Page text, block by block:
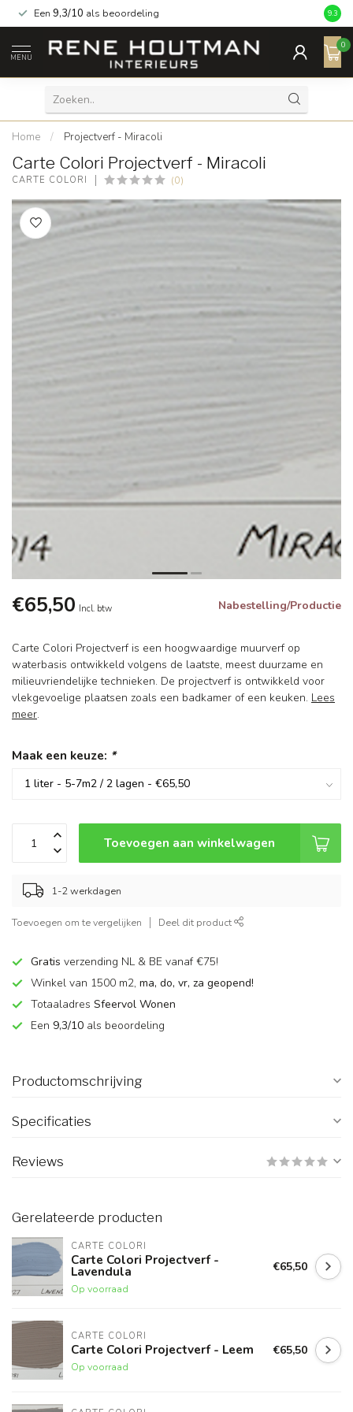
Een 9,3/10 als beoordeling 9.3
MENU
0
Home / Projectverf - Miracoli
Carte Colori Projectverf - Miracoli
CARTE COLORI (0)
€65,50 Incl. btw Nabestelling/Productie
Carte Colori Projectverf is een hoogwaardige muurverf op
waterbasis ontwikkeld volgens de laatste, meest duurzame en
milieuvriendelijke technieken. De projectverf is ontwikkeld voor
vlekgevoelige plaatsen zoals een badkamer of een keuken. Lees
meer.
Maak een keuze: *
Toevoegen aan winkelwagen
1-2 werkdagen
Toevoegen om te vergelijken Deel dit product
Gratis verzending NL & BE vanaf €75!
Winkel van 1500 m2, ma, do, vr, za geopend!
Totaaladres Sfeervol Wonen
Een 9,3/10 als beoordeling
Productomschrijving
Specificaties
Reviews
Gerelateerde producten
CARTE COLORI
Carte Colori Projectverf -
Lavendula
Op voorraad
€65,50
CARTE COLORI
Carte Colori Projectverf - Leem
Op voorraad
€65,50